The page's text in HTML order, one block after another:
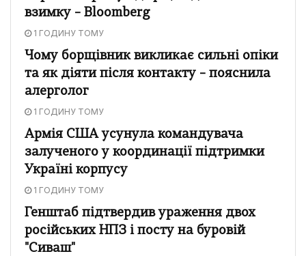
взимку – Bloomberg
1 ГОДИНУ ТОМУ
Чому борщівник викликає сильні опіки
та як діяти після контакту – пояснила
алерголог
1 ГОДИНУ ТОМУ
Армія США усунула командувача
залученого у координації підтримки
Україні корпусу
1 ГОДИНУ ТОМУ
Генштаб підтвердив ураження двох
російських НПЗ і посту на буровій
"Сиваш"